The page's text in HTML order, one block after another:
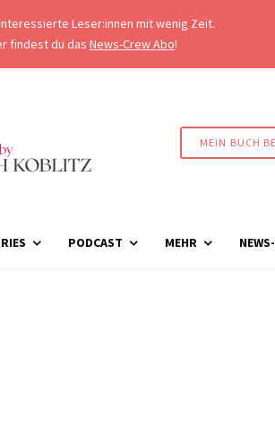
Leser:innen mit wenig Zeit.
findest du das News-Crew Abo!
MEIN BUCH
PODCAST MEHR